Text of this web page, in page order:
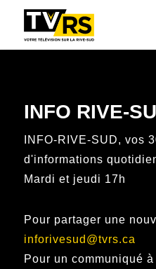
INFO RIVE-
INFO-RIVE-SUD, vos
d'informations
Mardi et jeudi 17h
Pour partager une
inforivesud@tvrs.ca
Pour un communiqué